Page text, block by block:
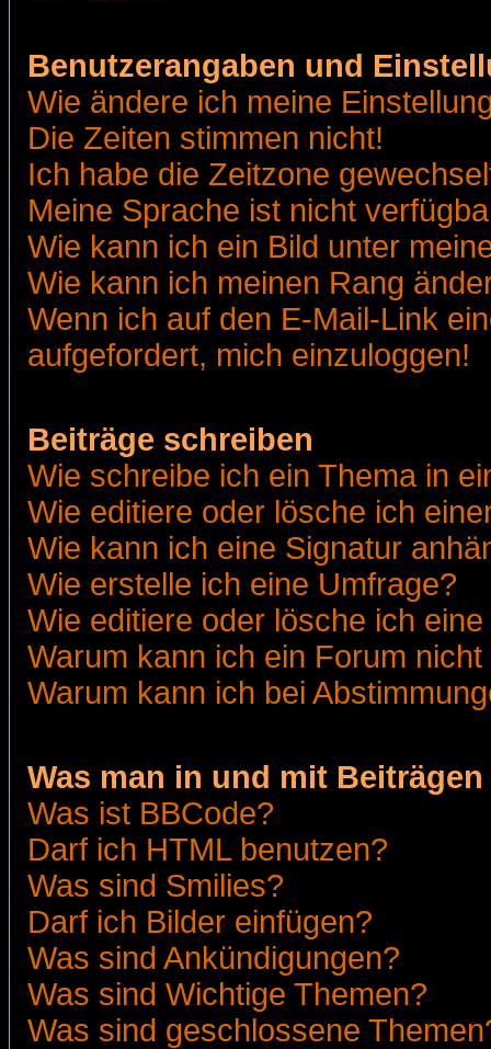
Benutzerangaben und
Wie ändere ich meine
Die Zeiten stimmen nicht!
Ich habe die Zeitzone
Meine Sprache ist nicht
Wie kann ich ein Bild unter
Wie kann ich meinen Rang
Wenn ich auf den E-Mail-Link
aufgefordert, mich einzuloggen!
Beiträge schreiben
Wie schreibe ich ein Thema in
Wie editiere oder lösche ich
Wie kann ich eine Signatur
Wie erstelle ich eine Umfrage?
Wie editiere oder lösche ich
Warum kann ich ein Forum
Warum kann ich bei
Was man in und mit
Was ist BBCode?
Darf ich HTML benutzen?
Was sind Smilies?
Darf ich Bilder einfügen?
Was sind Ankündigungen?
Was sind Wichtige Themen?
Was sind geschlossene